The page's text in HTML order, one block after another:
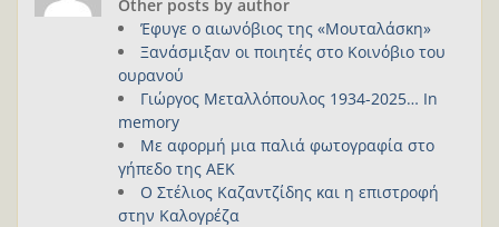
Other posts by author
Έφυγε ο αιωνόβιος της «Μουταλάσκη»
Ξανάσμιξαν οι ποιητές στο Κοινόβιο του
ουρανού
Γιώργος Μεταλλόπουλος 1934-2025… In
memory
Με αφορμή μια παλιά φωτογραφία στο
γήπεδο της ΑΕΚ
Ο Στέλιος Καζαντζίδης και η επιστροφή
στην Καλογρέζα